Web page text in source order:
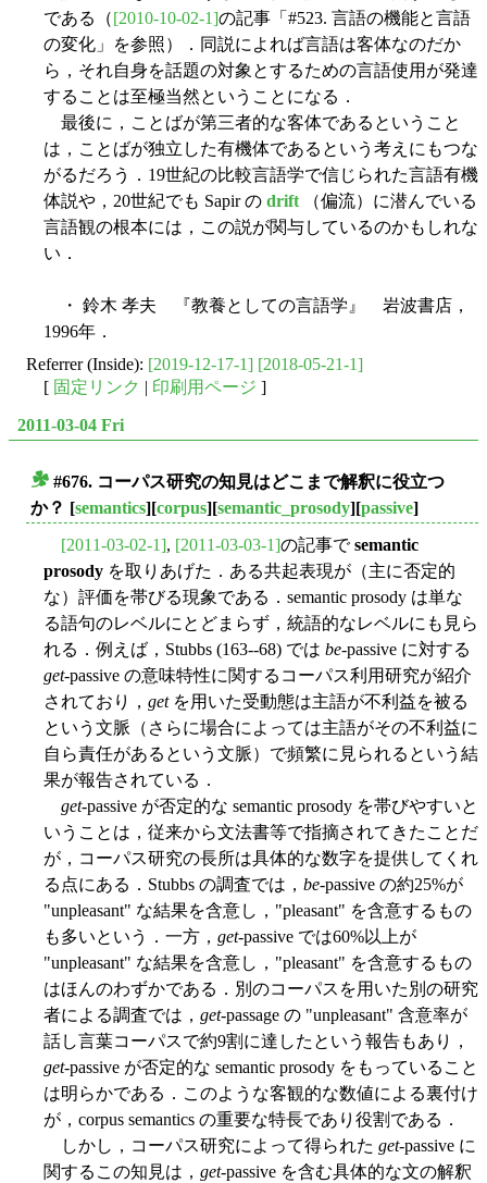
である（[2010-10-02-1]の記事「#523. 言語の機能と言語
の変化」を参照）．同説によれば言語は客体なのだか
ら，それ自身を話題の対象とするための言語使用が発達
することは至極当然ということになる．
最後に，ことばが第三者的な客体であるということ
は，ことばが独立した有機体であるという考えにもつな
がるだろう．19世紀の比較言語学で信じられた言語有機
体説や，20世紀でも Sapir の drift（偏流）に潜んでいる
言語観の根本には，この説が関与しているのかもしれな
い．
・ 鈴木 孝夫 『教養としての言語学』 岩波書店，
1996年．
Referrer (Inside): [2019-12-17-1] [2018-05-21-1]
[ 固定リンク | 印刷用ページ ]
2011-03-04 Fri
#676. コーパス研究の知見はどこまで解釈に役立つ
か？ [semantics][corpus][semantic_prosody][passive]
[2011-03-02-1], [2011-03-03-1]の記事でsemantic
prosody を取りあげた．ある共起表現が（主に否定的
な）評価を帯びる現象である．semantic prosody は単な
る語句のレベルにとどまらず，統語的なレベルにも見ら
れる．例えば，Stubbs (163--68) では be-passive に対する
get-passive の意味特性に関するコーパス利用研究が紹介
されており， getを用いた受動態は主語が不利益を被る
という文脈（さらに場合によっては主語がその不利益に
自ら責任があるという文脈）で頻繁に見られるという結
果が報告されている．
get-passive が否定的な semantic prosody を帯びやすいと
いうことは，従来から文法書等で指摘されてきたことだ
が，コーパス研究の長所は具体的な数字を提供してくれ
る点にある．Stubbs の調査では， be-passive の約25%が
"unpleasant" な結果を含意し，"pleasant" を含意するもの
も多いという．一方， get-passive では60%以上が
"unpleasant" な結果を含意し，"pleasant" を含意するもの
はほんのわずかである．別のコーパスを用いた別の研究
者による調査では， get-passage の "unpleasant" 含意率が
話し言葉コーパスで約9割に達したという報告もあり，
get-passive が否定的な semantic prosody をもっていること
は明らかである．このような客観的な数値による裏付け
が，corpus semantics の重要な特長であり役割である．
しかし，コーパス研究によって得られた get-passive に
関するこの知見は， get-passive を含む具体的な文の解釈